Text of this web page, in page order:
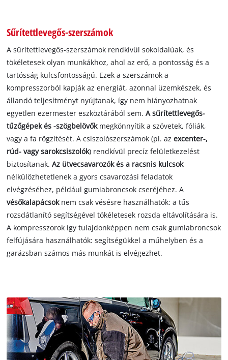
Sűrítettlevegős-szerszámok
A sűrítettlevegős-szerszámok rendkívül sokoldalúak, és
tökéletesek olyan munkákhoz, ahol az erő, a pontosság és a
tartósság kulcsfontosságú. Ezek a szerszámok a
kompresszorból kapják az energiát, azonnal üzemkészek, és
állandó teljesítményt nyújtanak, így nem hiányozhatnak
egyetlen ezermester eszköztárából sem.A sűrítettlevegős-
tűzőgépek és -szögbelövők megkönnyítik a szövetek, fóliák,
vagy a fa rögzítését. A csiszolószerszámok (pl. azexcenter-,
rúd- vagy sarokcsiszolók) rendkívül precíz felületkezelést
biztosítanak. Az ütvecsavarozók és a racsnis kulcsok
nélkülözhetetlenek a gyors csavarozási feladatok
elvégzéséhez, például gumiabroncsok cseréjéhez. A
vésőkalapácsok nem csak vésésre használhatók: a tűs
rozsdátlanító segítségével tökéletesek rozsda eltávolítására is.
A kompresszorok így tulajdonképpen nem csak gumiabroncsok
felfújására használhatók: segítségükkel a műhelyben és a
garázsban számos más munkát is elvégezhet.